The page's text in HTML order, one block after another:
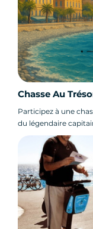
piste à
📍 Lieu :
👥 Activité
⏱️ Durée :
🧠 Niveau :
🎯 Objectif :
remporter la
Prêts
Que vous
patrimoine ou
activité
pour vous.
Chasse Au
Participez à une
du légendaire